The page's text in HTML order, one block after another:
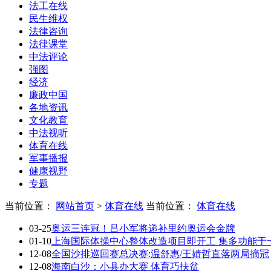
法工在线
民生维权
法律咨询
法律课堂
中法评论
强图
经济
廉政中国
各地资讯
文化教育
中法视听
体育在线
军事播报
健康视野
专题
当前位置： 网站首页 > 体育在线 当前位置： 体育在线
03-25奥运三连冠！吕小军将递补里约奥运会金牌
01-10 上海国际体操中心整体改造项目即开工 集多功能于
12-08全国沙排巡回赛总决赛:温舒惠/王婧哲直落两局摘冠
12-08海南白沙：小县办大赛 体育巧扶贫